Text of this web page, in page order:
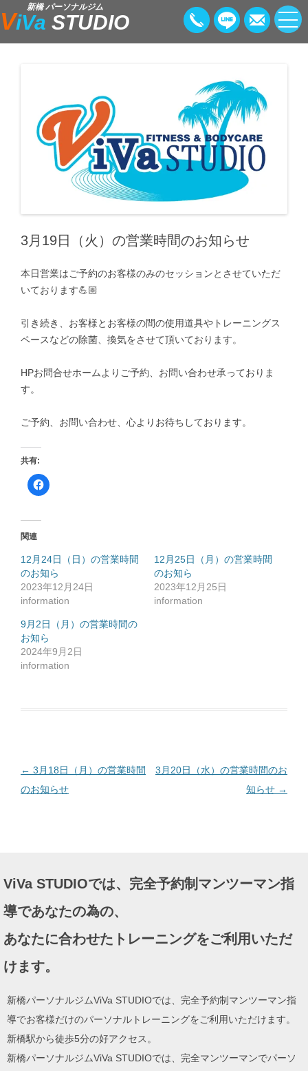
新橋 パーソナルジム
ViVa STUDIO
3月19日（火）の営業時間のお知らせ
本日営業はご予約のお客様のみのセッションとさせていただ
いております💪🏼
引き続き、お客様とお客様の間の使用道具やトレーニングス
ペースなどの除菌、換気をさせて頂いております。
HPお問合せホームよりご予約、お問い合わせ承っておりま
す。
ご予約、お問い合わせ、心よりお待ちしております。
共有:
F
a
共
有
す
る
に
は
ク
ッ
ク
し
て
く
だ
さ
で
開
ま
す
関連
12月24日（日）の営業時間
のお知ら
2023年12月24日
information
12月25日（月）の営業時間
のお知ら
2023年12月25日
information
9月2日（月）の営業時間の
お知ら
2024年9月2日
information
投
稿
シ
ョ
← 3月18日（月）の営業時間
のお知らせ
3月20日（水）の営業時間のお
知らせ →
ViVa STUDIOでは、完全予約制マンツーマン指
導であなたの為の、
あなたに合わせたトレーニングをご利用いただ
けます。
新橋パーソナルジムViVa STUDIOでは、完全予約制マンツーマン指
導でお客様だけのパーソナルトレーニングをご利用いただけます。
新橋駅から徒歩5分の好アクセス。
新橋パーソナルジムViVa STUDIOでは、完全マンツーマンでパーソ